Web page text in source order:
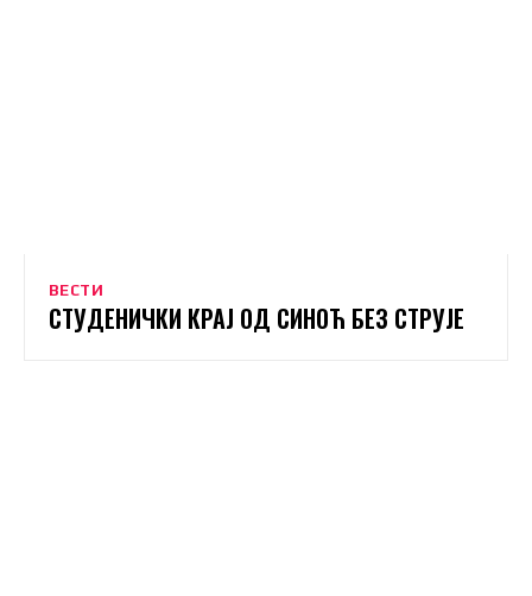
ВЕСТИ
СТУДЕНИЧКИ КРАЈ ОД СИНОЋ БЕЗ СТРУЈЕ